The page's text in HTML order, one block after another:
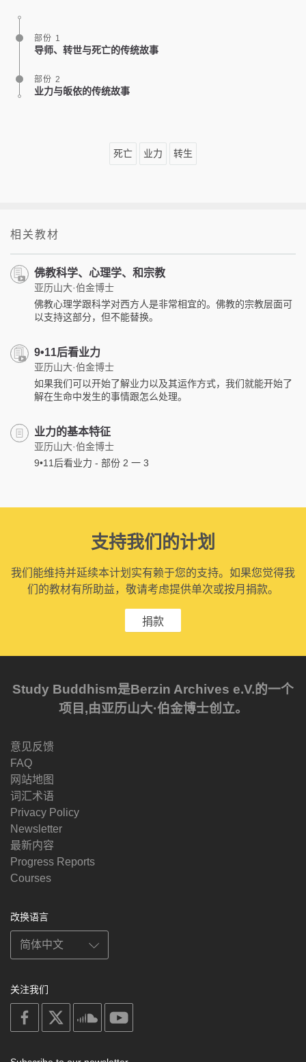
部份 1
导师、转世与死亡的传统故事
部份 2
业力与皈依的传统故事
死亡 业力 转生
相关教材
佛教科学、心理学、和宗教
亚历山大·伯金博士
佛教心理学跟科学对西方人是非常相宜的。佛教的宗教层面可
以支持这部分，但不能替换。
9•11后看业力
亚历山大·伯金博士
如果我们可以开始了解业力以及其运作方式，我们就能开始了
解在生命中发生的事情跟怎么处理。
业力的基本特征
亚历山大·伯金博士
9•11后看业力 - 部份 2 一 3
支持我们的计划
我们能维持并延续本计划实有赖于您的支持。如果您觉得我
们的教材有所助益，敬请考虑提供单次或按月捐款。
捐款
Study Buddhism是Berzin Archives e.V.的一个
项目,由亚历山大·伯金博士创立。
意见反馈
FAQ
网站地图
词汇术语
Privacy Policy
Newsletter
最新内容
Progress Reports
Courses
改换语言
关注我们
on
facebook
soundcloud